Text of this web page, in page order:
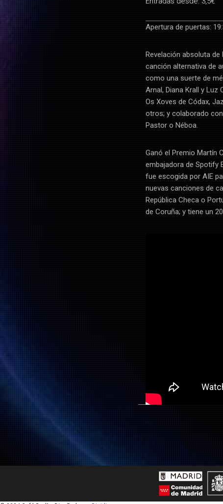
Apertura de puertas:
Revelación absoluta
canción alternativa de
como una suerte de
Arnal, Diana Krall y
Os Xoves de Códax,
otros; y colaborado con
Pastor o Néboa.
Ganó el Premio Martín
embajadora de Spotify
fue escogida por AIE
nuevas canciones de
República Checa o
de Coruña; y tiene un